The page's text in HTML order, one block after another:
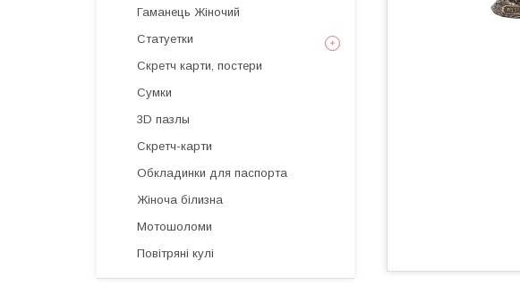
Гаманець Жіночий
Статуетки
Скретч карти, постери
Сумки
3D пазлы
Скретч-карти
Обкладинки для паспорта
Жіноча білизна
Мотошоломи
Повітряні кулі